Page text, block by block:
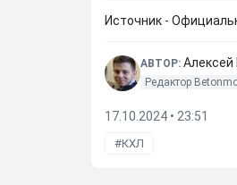
Источник -
АВТОР: Алексей
Редактор
17.10.2024 • 23:51
КХЛ